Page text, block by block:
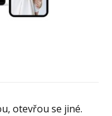
otevřou se jiné.